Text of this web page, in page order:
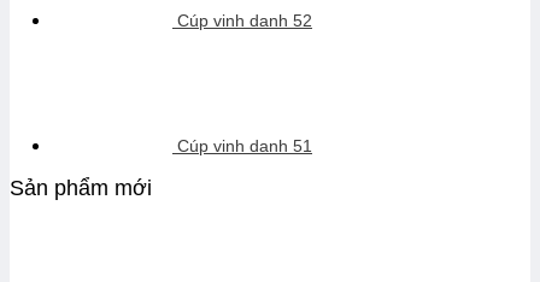
Cúp vinh danh 52
Cúp vinh danh 51
Sản phẩm mới